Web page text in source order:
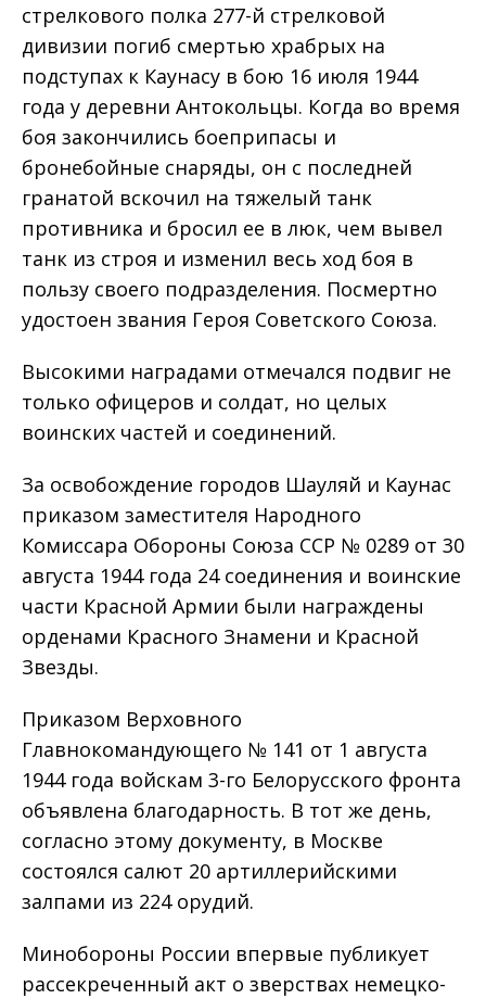
стрелкового полка 277-й стрелковой
дивизии погиб смертью храбрых на
подступах к Каунасу в бою 16 июля 1944
года у деревни Антокольцы. Когда во время
боя закончились боеприпасы и
бронебойные снаряды, он с последней
гранатой вскочил на тяжелый танк
противника и бросил ее в люк, чем вывел
танк из строя и изменил весь ход боя в
пользу своего подразделения. Посмертно
удостоен звания Героя Советского Союза.
Высокими наградами отмечался подвиг не
только офицеров и солдат, но целых
воинских частей и соединений.
За освобождение городов Шауляй и Каунас
приказом заместителя Народного
Комиссара Обороны Союза ССР № 0289 от 30
августа 1944 года 24 соединения и воинские
части Красной Армии были награждены
орденами Красного Знамени и Красной
Звезды.
Приказом Верховного
Главнокомандующего № 141 от 1 августа
1944 года войскам 3-го Белорусского фронта
объявлена благодарность. В тот же день,
согласно этому документу, в Москве
состоялся салют 20 артиллерийскими
залпами из 224 орудий.
Минобороны России впервые публикует
рассекреченный акт о зверствах немецко-